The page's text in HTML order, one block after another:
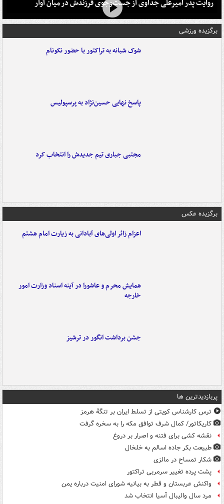
روایت پدر امیرعلی جداوی از جست‌وجوی فرزندش در میان آوار
برگزیده ورزشی
شوک شبانه به تراکتور با حضور نکونام
پاسخ نهایی حسین‌نژاد به پرسپولیس
مجتبی جباری تیم جدیدش را انتخاب کرد
برگزیده عکس
اعزام زائر اولی‌های آبادانی به زیارت امام هشتم
همایش محرم و عاشورا در آینه اسناد وزارت امور
خارجه
جشن برداشت انگور در ترشیز
پربازدیدترین ها
ترس کارشناس کویتی از تسلط ایران بر تنگۀ هرمز
کاریکاتور/ کمال شرف توافق مکه را به سخره گرفت
نقشه کشی برای فتنه و اصرار بر دروغ
طبیعت بکر جاده اسالم به خلخال
شکار تمساح در مالزی
پشت پرده تغییر سرمربی تراکتور
واکنش عربستان و قطر به بیانیه شورای امنیت درباره یمن
مرد سال والیبال آسیا انتخاب شد